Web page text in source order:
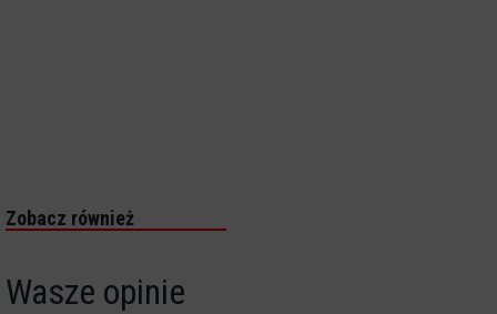
Zobacz również
Wasze opinie